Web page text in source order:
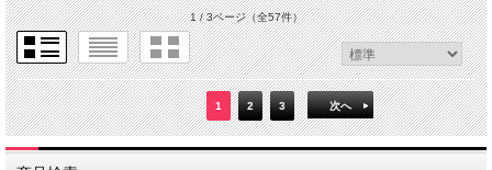
1 / 3ページ（全57件）
1 2 3 次へ